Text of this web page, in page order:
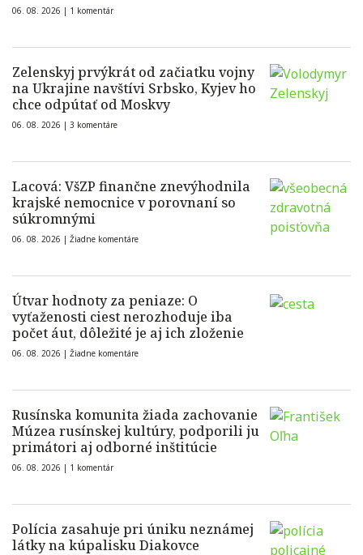
06. 08. 2026 | 1 komentár
Zelenskyj prvýkrát od začiatku vojny
na Ukrajine navštívi Srbsko, Kyjev ho
chce odpútať od Moskvy
06. 08. 2026 | 3 komentáre
Lacová: VšZP finančne znevýhodnila
krajské nemocnice v porovnaní so
súkromnými
06. 08. 2026 | Žiadne komentáre
Útvar hodnoty za peniaze: O
vyťaženosti ciest nerozhoduje iba
počet áut, dôležité je aj ich zloženie
06. 08. 2026 | Žiadne komentáre
Rusínska komunita žiada zachovanie
Múzea rusínskej kultúry, podporili ju
primátori aj odborné inštitúcie
06. 08. 2026 | 1 komentár
Polícia zasahuje pri úniku neznámej
látky na kúpalisku Diakovce